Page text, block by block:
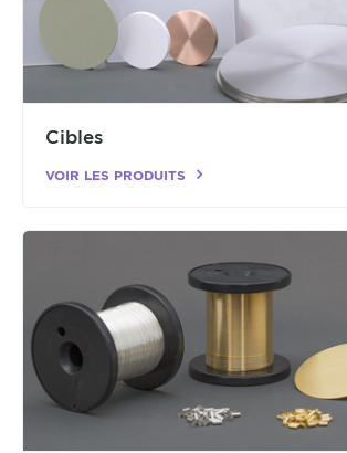
Cibles
VOIR LES PRODUITS